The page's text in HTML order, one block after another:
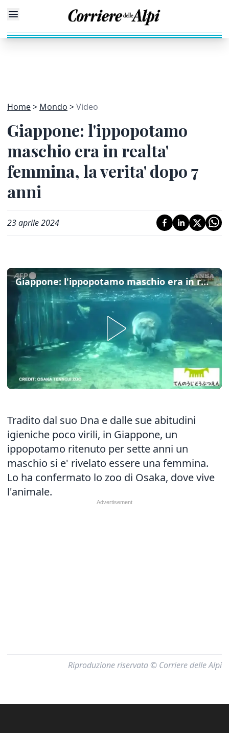
Home Mondo Video
Giappone: l'ippopotamo
maschio era in realta'
femmina, la verita' dopo 7
anni
23 aprile 2024
Giappone: l'ippopotamo maschio era in realta' femmina, la verita' dopo 7 anni
Tradito dal suo Dna e dalle sue abitudini
igieniche poco virili, in Giappone, un
ippopotamo ritenuto per sette anni un
maschio si e' rivelato essere una femmina.
Lo ha confermato lo zoo di Osaka, dove vive
l'animale.
Riproduzione riservata © Corriere delle Alpi